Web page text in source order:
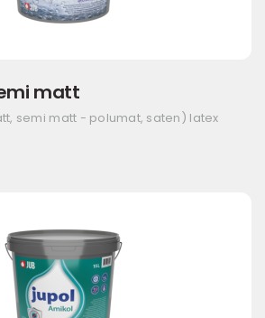
matt
semi matt - polumat, saten) latex